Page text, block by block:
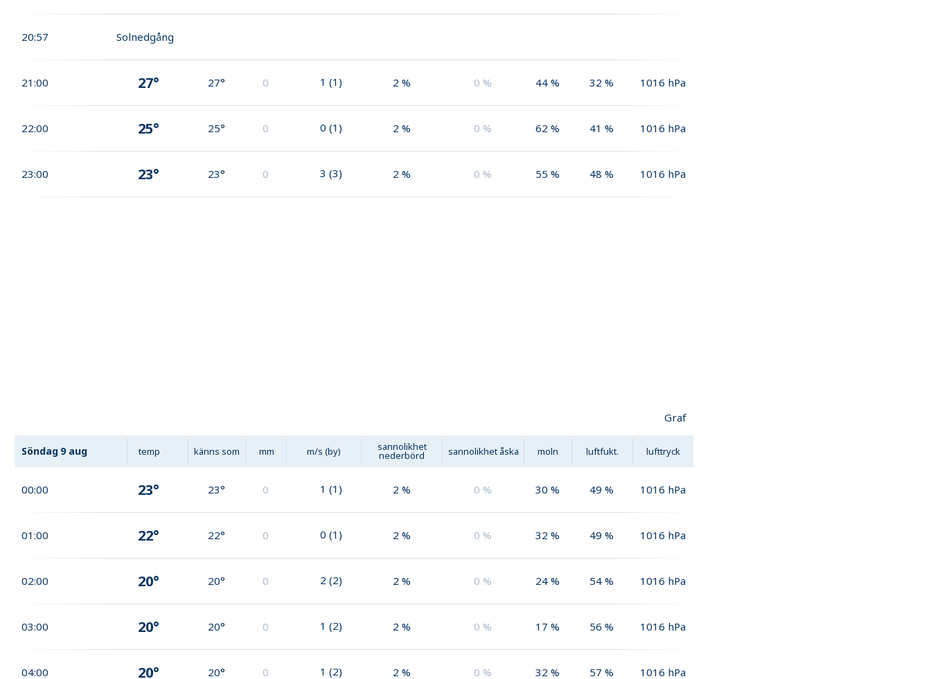
20:57 Solnedgång
21:00 27° 27° 0 1 (1) 2 % 0 % 44 % 32 % 1016 hPa
22:00 25° 25° 0 0 (1) 2 % 0 % 62 % 41 % 1016 hPa
23:00 23° 23° 0 3 (3) 2 % 0 % 55 % 48 % 1016 hPa
Graf
Söndag 9 aug temp känns som mm m/s (by) sannolikhet
nederbörd sannolikhet åska moln luftfukt. lufttryck
00:00 23° 23° 0 1 (1) 2 % 0 % 30 % 49 % 1016 hPa
01:00 22° 22° 0 0 (1) 2 % 0 % 32 % 49 % 1016 hPa
02:00 20° 20° 0 2 (2) 2 % 0 % 24 % 54 % 1016 hPa
03:00 20° 20° 0 1 (2) 2 % 0 % 17 % 56 % 1016 hPa
04:00 20° 20° 0 1 (2) 2 % 0 % 32 % 57 % 1016 hPa